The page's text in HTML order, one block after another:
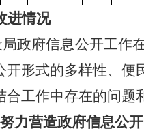
进情况
政府信息公开工作
形式的多样性、
工作中存在的问题
力营造政府信息公开